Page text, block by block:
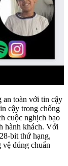
an toàn với tin cậy
cậy trong chống
cuộc nghịch bạo
hành khách. Với
bit thứ hạng,
đúng chuẩn